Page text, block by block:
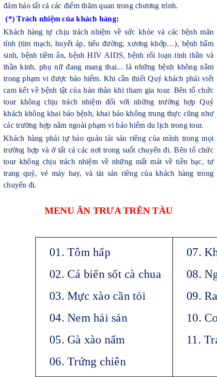
đảm bảo tất cả các điểm thăm quan trong chương trình.
(*) Trách nhiệm của khách hàng:
Khách hàng tự chịu trách nhiệm về sức khỏe và các bệnh mãn
tính (tim mạch, huyết áp, tiểu đường, xương khớp…), bệnh bẩm
sinh, bệnh tiềm ẩn, bệnh HIV AIDS, bệnh rối loạn tinh thần và
thần kinh, phụ nữ đang mang thai... là những bệnh không nằm
trong phạm vi được bảo hiểm. Khi cần thiết Quý khách phải viết
cam kết về bệnh tật của bản thân khi tham gia tour. Bên tổ chức
tour không chịu trách nhiệm đối với những trường hợp Quý
khách không khai báo bệnh, khai báo không trung thực cũng như
các trường hợp nằm ngoài phạm vi bảo hiểm du lịch trong tour.
Khách hàng phải tự bảo quản tài sản riêng của mình trong mọi
trường hợp và ở tất cả các nơi trong suốt chuyến đi. Bên tổ chức
tour không chịu trách nhiệm về những mất mát về tiền bạc, tư
trang quý, vé máy bay, và tài sản riêng của khách hàng trong
chuyến đi.
MENU ĂN TRƯA TRÊN TÀU
01. Tôm hấp
02. Cá biển sốt cà chua
03. Mực xào cần tỏi
04. Nem hải sản
05. Gà xào nấm
06. Trứng chiên
07.
08.
09.
10.
11.